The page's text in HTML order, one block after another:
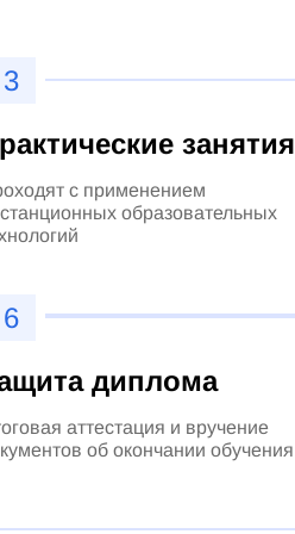
3
занятия
с применением
образовательных
6
диплома
аттестация и вручение
об окончании обучения